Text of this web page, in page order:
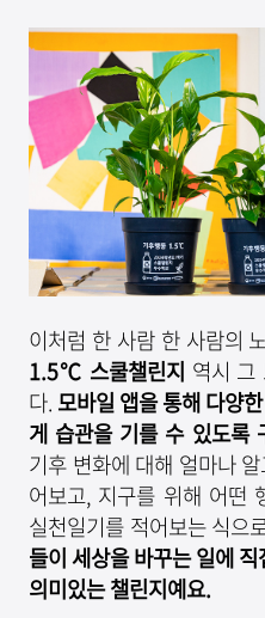
이처럼 한 사람 한 사람의
1.5℃ 스쿨챌린지 역시 그
다. 모바일 앱을 통해 다양
게 습관을 기를 수 있도록
기후 변화에 대해 얼마나
어보고, 지구를 위해 어떤
실천일기를 적어보는 식으
들이 세상을 바꾸는 일에
의미있는 챌린지예요.